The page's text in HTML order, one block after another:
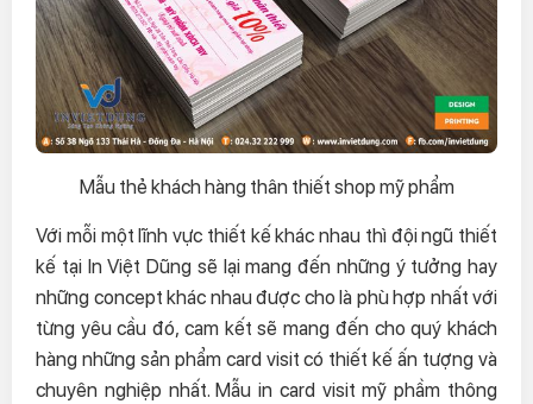
Mẫu thẻ khách hàng thân thiết shop mỹ phẩm
Với mỗi một lĩnh vực thiết kế khác nhau thì đội ngũ thiết
kế tại In Việt Dũng sẽ lại mang đến những ý tưởng hay
những concept khác nhau được cho là phù hợp nhất với
từng yêu cầu đó, cam kết sẽ mang đến cho quý khách
hàng những sản phẩm card visit có thiết kế ấn tượng và
chuyên nghiệp nhất. Mẫu in card visit mỹ phầm thông